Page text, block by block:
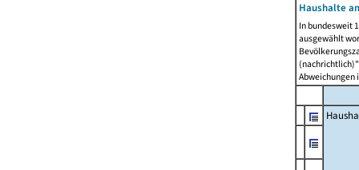
Haushalte
In bundesweit
ausgewählt
Abweichungen